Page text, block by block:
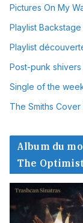
Pictures On My
Playlist Backstage
Playlist
Post-punk shivers
Single of the
The Smiths
Album du
The Optimist